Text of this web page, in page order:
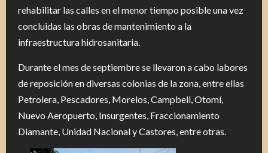
rehabilitar las calles en el menor tiempo posible una vez
concluidas las obras de mantenimiento a la
infraestructura hidrosanitaria.
Durante el mes de septiembre se llevaron a cabo labores
de reposición en diversas colonias de la zona, entre ellas
Petrolera, Pescadores, Morelos, Campbell, Otomí,
Nuevo Aeropuerto, Insurgentes, Fraccionamiento
Diamante, Unidad Nacional y Castores, entre otras.